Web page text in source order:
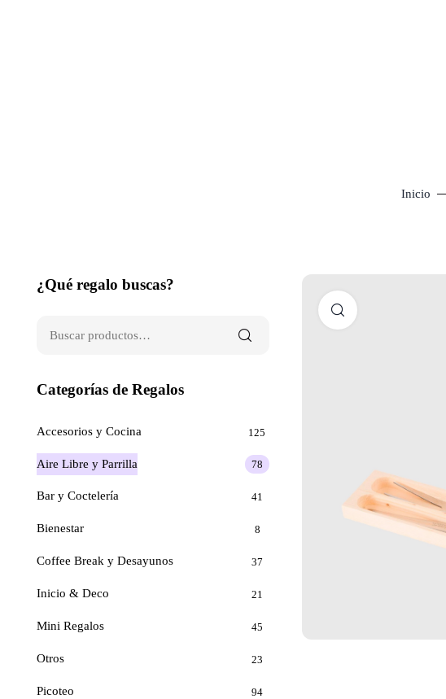
Inicio
¿Qué regalo buscas?
Categorías de Regalos
Accesorios y Cocina 125
Aire Libre y Parrilla 78
Bar y Coctelería 41
Bienestar 8
Coffee Break y Desayunos 37
Inicio & Deco 21
Mini Regalos 45
Otros 23
Picoteo 94